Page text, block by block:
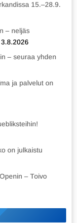
15.–28.9.
– neljäs
3.8.2026
– seuraa yhden
ja palvelut on
on julkaistu
– Toivo